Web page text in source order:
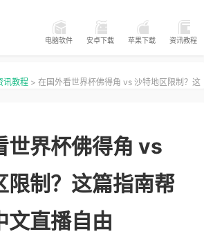
电脑软件 安卓下载 苹果下载 资讯教程
讯教程 > 在国外看世界杯佛得角 vs 沙特地区限制？这
世界杯佛得角 vs
限制？这篇指南帮
文直播自由